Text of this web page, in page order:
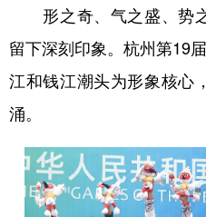
食品 人居
学术中国 乡村振兴
彩票 娱乐
公益 一带一路
形之奇、气之盛、势
留下深刻印象。杭州第19
江和钱江潮头为形象核心
涌。